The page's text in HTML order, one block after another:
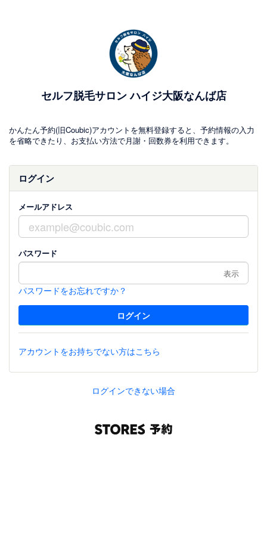
セルフ脱毛サロン ハイジ大阪なんば店
かんたん予約(旧Coubic)アカウントを無料登録すると、予約情報の入力
を省略できたり、お支払い方法で月謝・回数券を利用できます。
ログイン
メールアドレス
パスワード
表示
パスワードをお忘れですか？
アカウントをお持ちでない方はこちら
ログインできない場合